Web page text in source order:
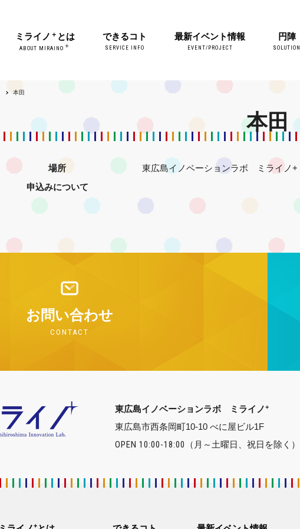
ミライノ ＋ とは
ABOUT MIRAINO ＋
できるコト
SERVICE INFO
最新イベント情報
EVENT/PROJECT
円陣
SOLUTION
本田
本田
場所
東広島イノベーションラボ ミライノ+
申込みについて
お問い合わせ
CONTACT
東広島イノベーションラボ ミライノ+
東広島市西条岡町10-10 べに屋ビル1F
OPEN 10:00-18:00 （月～土曜日、祝日を除く）
+